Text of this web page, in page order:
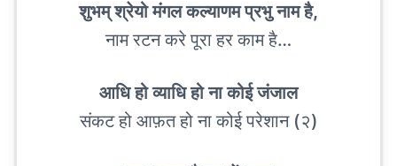
शुभम् श्रेयो मंगल कल्याणम प्रभु नाम है,
नाम रटन करे पूरा हर काम है…
आधि हो व्याधि हो ना कोई जंजाल
संकट हो आफ़त हो ना कोई परेशान (२)